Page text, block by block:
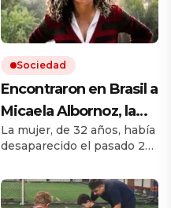
Sociedad
Encontraron en Brasil a
Micaela Albornoz, la
rosarina buscada
desde hace más de un
mes
La mujer, de 32 años, había
desaparecido el pasado 24
motivó una recompensa
millonaria para obtener